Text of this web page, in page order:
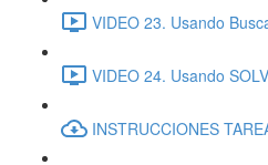
VIDEO 23. Usando
VIDEO 24. Usando
INSTRUCCIONES